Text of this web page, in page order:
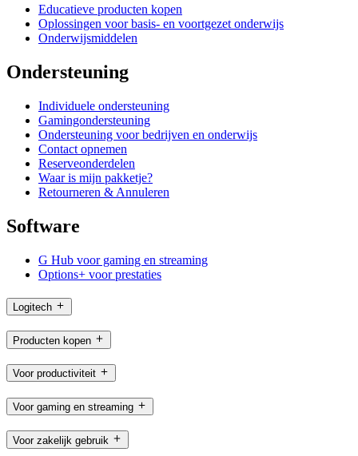
Educatieve producten kopen
Oplossingen voor basis- en voortgezet onderwijs
Onderwijsmiddelen
Ondersteuning
Individuele ondersteuning
Gamingondersteuning
Ondersteuning voor bedrijven en onderwijs
Contact opnemen
Reserveonderdelen
Waar is mijn pakketje?
Retourneren & Annuleren
Software
G Hub voor gaming en streaming
Options+ voor prestaties
Logitech
Producten kopen
Voor productiviteit
Voor gaming en streaming
Voor zakelijk gebruik